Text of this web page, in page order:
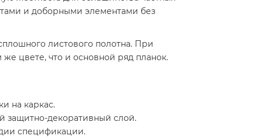
и доборными элементами без
листового полотна. При
цвете, что и основной ряд планок.
на каркас.
защитно-декоративный слой.
спецификации.